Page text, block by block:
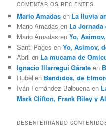
COMENTARIOS RECIENTES
Mario Amadas en La lluvia
Mario Amadas en La Jornada
Mario Amadas enYo,
Santi Pages enYo, Asimov,
Abril en La mucama de
Ignacio Illarregui Gárate en
Rubel en Bandidos, de
Iván Fernández Balbuena en
Mark Clifton, Frank Riley y
DESENTERRANDO